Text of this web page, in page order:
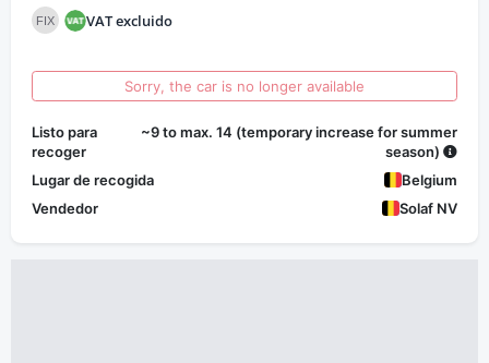
FIX VAT excluido
Sorry, the car is no longer available
Listo para
recoger
~9 to max. 14 (temporary increase for summer
season)
Lugar de recogida
Belgium
Vendedor
Solaf NV